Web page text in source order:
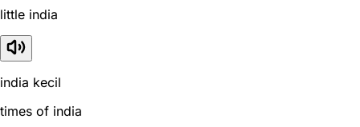
little india
india kecil
times of india